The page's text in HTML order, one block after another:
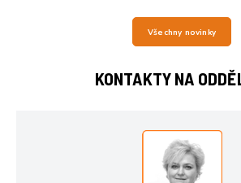
Všechny novinky
KONTAKTY NA